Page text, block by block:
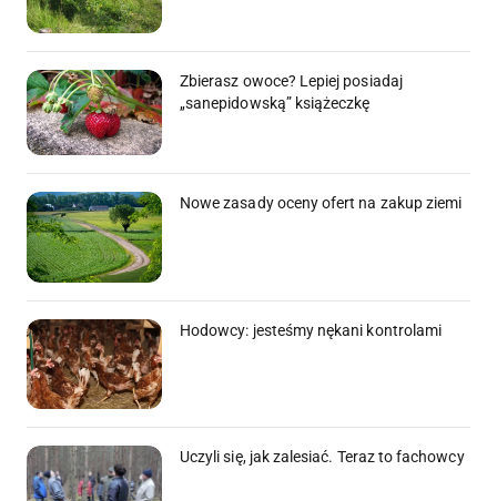
Zbierasz owoce? Lepiej posiadaj
„sanepidowską” książeczkę
Nowe zasady oceny ofert na zakup ziemi
Hodowcy: jesteśmy nękani kontrolami
Uczyli się, jak zalesiać. Teraz to fachowcy